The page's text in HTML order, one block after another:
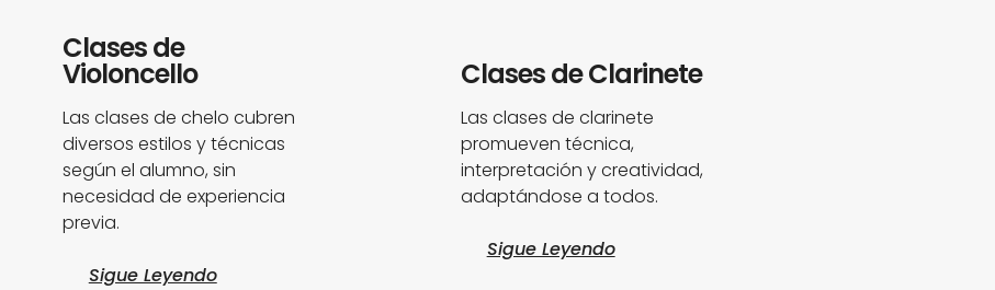
Clases de
Violoncello
Las clases de chelo cubren
diversos estilos y técnicas
según el alumno, sin
necesidad de experiencia
previa.
Sigue Leyendo
Clases de Clarinete
Las clases de clarinete
promueven técnica,
interpretación y creatividad,
adaptándose a todos.
Sigue Leyendo